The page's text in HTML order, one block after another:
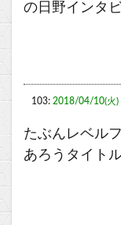
の日野インタ
103: 2018/04/10(火)
たぶんレベル
あろうタイト